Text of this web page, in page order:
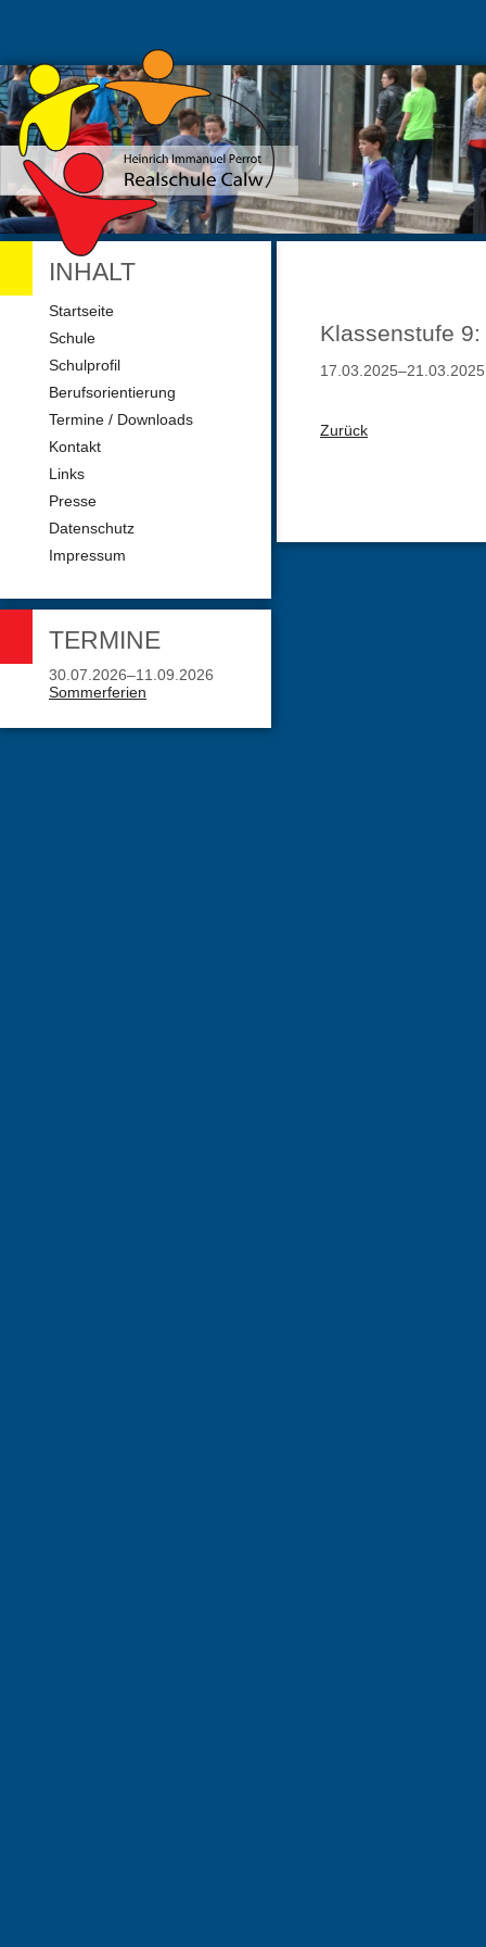
Klassenstufe
17.03.2025–21.03.2025
Zurück
INHALT
Navigation
Startseite
Schule
Schulprofil
Berufsorientierung
Termine / Downloads
Kontakt
Links
Presse
Datenschutz
Impressum
TERMINE
30.07.2026–11.09.2026
Sommerferien